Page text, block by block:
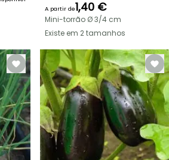
A partir de1,40 €
Mini-torrão Ø 3/4 cm
Existe em 2 tamanhos